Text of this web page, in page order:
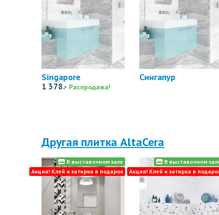
Singapore
1 378.- Распродажа!
Сингапур
Другая плитка AltaCera
В выставочном зале
Акция! Клей и затирка в подарок
В выставочном
Акция! Клей и затирка в